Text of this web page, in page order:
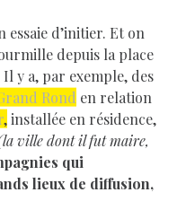
essaie d’initier. Et on
depuis la place
y a, par exemple, des
Rond en relation
,installée en résidence,
ville dont il fut maire,
qui
lieux de diffusion,